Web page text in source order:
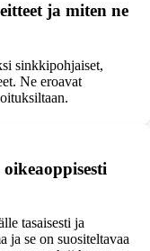
ja miten ne
sinkkipohjaiset,
Ne eroavat
tasaisesti ja
ja se on suositeltavaa